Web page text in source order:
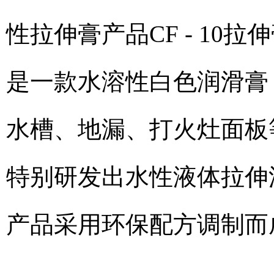
性拉伸膏产品CF - 10拉
是一款水溶性白色润滑
水槽、地漏、打火灶面
特别研发出水性液体拉伸
产品采用环保配方调制